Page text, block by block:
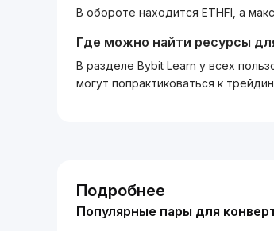
В обороте находится ETHFI, а
Где можно найти ресурсы
В разделе Bybit Learn у всех
могут попрактиковаться к
Подробнее
Популярные пары для